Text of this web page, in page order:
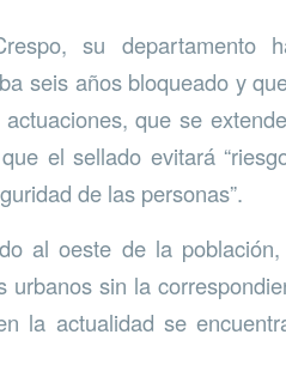
su departamento
seis años bloqueado y
que se
el sellado evitará
de las personas”.
al oeste de la
urbanos sin la
la actualidad se